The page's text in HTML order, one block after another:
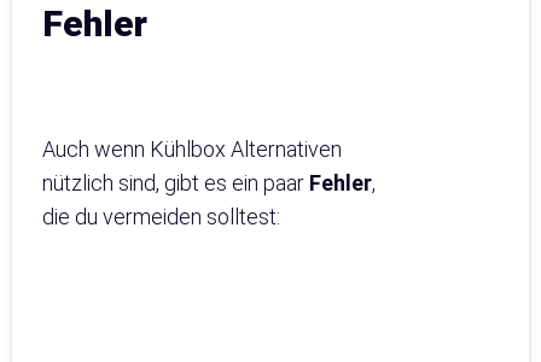
Fehler
Auch wenn Kühlbox Alternativen
nützlich sind, gibt es ein paar Fehler,
die du vermeiden solltest: